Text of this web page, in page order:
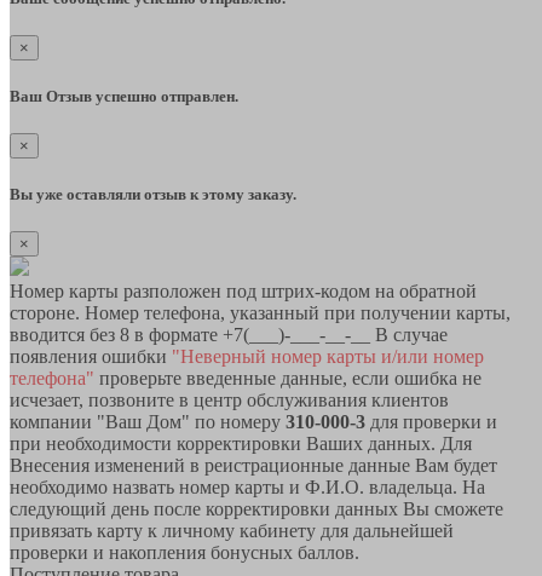
×
Ваш Отзыв успешно отправлен.
×
Вы уже оставляли отзыв к этому заказу.
×
Номер карты разположен под штрих-кодом на обратной
стороне. Номер телефона, указанный при получении карты,
вводится без 8 в формате +7(___)-___-__-__ В случае
появления ошибки "Неверный номер карты и/или номер
телефона" проверьте введенные данные, если ошибка не
исчезает, позвоните в центр обслуживания клиентов
компании "Ваш Дом" по номеру 310-000-3 для проверки и
при необходимости корректировки Ваших данных. Для
Внесения изменений в реистрационные данные Вам будет
необходимо назвать номер карты и Ф.И.О. владельца. На
следующий день после корректировки данных Вы сможете
привязать карту к личному кабинету для дальнейшей
проверки и накопления бонусных баллов.